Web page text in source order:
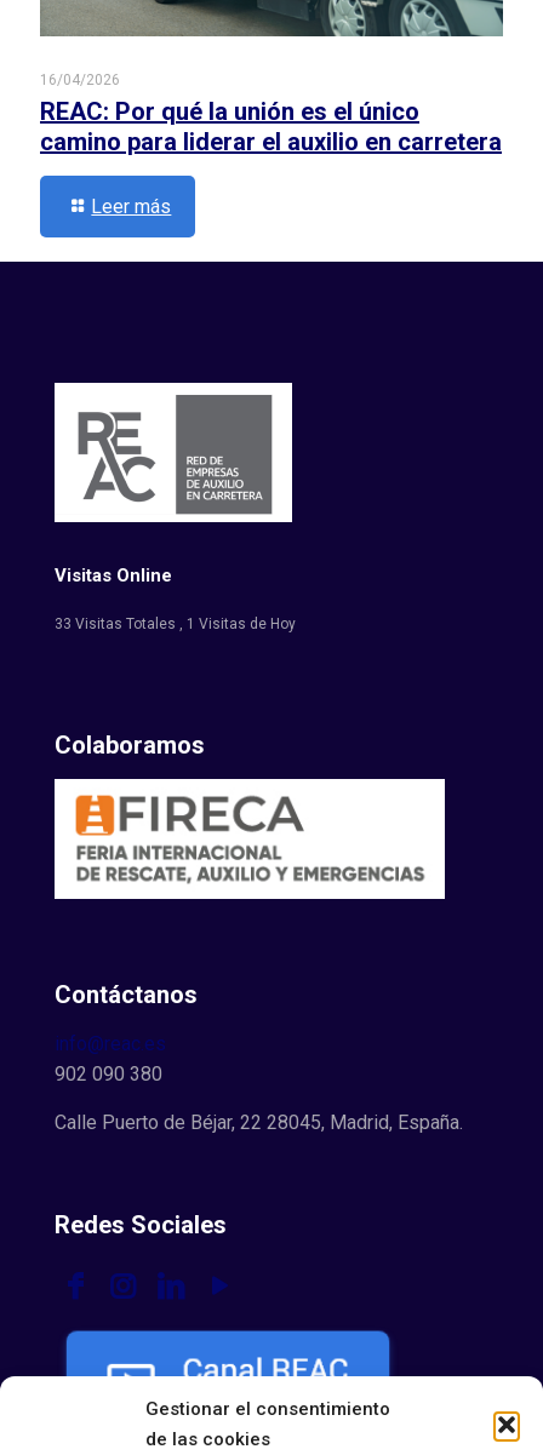
Gestionar el consentimiento
de las cookies
16/04/2026
REAC: Por qué la unión es el único
camino para liderar el auxilio en carretera
Leer más
Visitas Online
33 Visitas Totales , 1 Visitas de Hoy
Colaboramos
Contáctanos
info@reac.es
902 090 380
Calle Puerto de Béjar, 22 28045, Madrid, España.
Redes Sociales